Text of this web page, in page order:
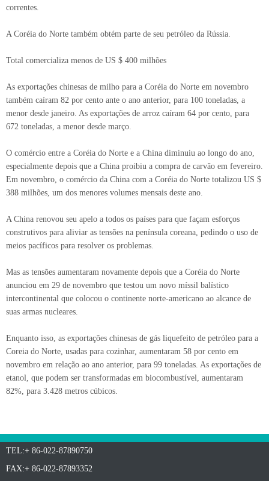
correntes.
A Coréia do Norte também obtém parte de seu petróleo da Rússia.
Total comercializa menos de US $ 400 milhões
As exportações chinesas de milho para a Coréia do Norte em novembro
também caíram 82 por cento ante o ano anterior, para 100 toneladas, a
menor desde janeiro. As exportações de arroz caíram 64 por cento, para
672 toneladas, a menor desde março.
O comércio entre a Coréia do Norte e a China diminuiu ao longo do ano,
especialmente depois que a China proibiu a compra de carvão em fevereiro.
Em novembro, o comércio da China com a Coréia do Norte totalizou US $
388 milhões, um dos menores volumes mensais deste ano.
A China renovou seu apelo a todos os países para que façam esforços
construtivos para aliviar as tensões na península coreana, pedindo o uso de
meios pacíficos para resolver os problemas.
Mas as tensões aumentaram novamente depois que a Coréia do Norte
anunciou em 29 de novembro que testou um novo míssil balístico
intercontinental que colocou o continente norte-americano ao alcance de
suas armas nucleares.
Enquanto isso, as exportações chinesas de gás liquefeito de petróleo para a
Coreia do Norte, usadas para cozinhar, aumentaram 58 por cento em
novembro em relação ao ano anterior, para 99 toneladas. As exportações de
etanol, que podem ser transformadas em biocombustível, aumentaram
82%, para 3.428 metros cúbicos.
TEL:+ 86-022-87890750
FAX:+ 86-022-87893352